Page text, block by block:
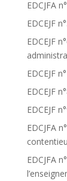
EDCJFA
EDCEJF
EDCEJF
EDCEJF
EDCEJF
EDCEJF
EDCJFA
EDCJFA